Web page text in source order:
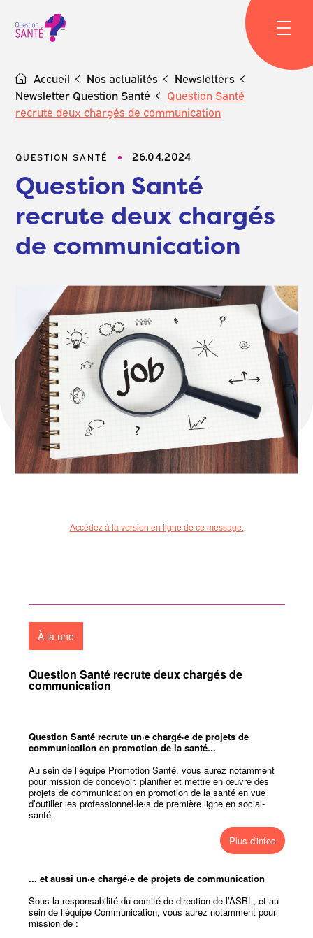
content
Accueil Nos actualités
Newsletters
Newsletter Question Santé
Question Santé
recrute deux chargés de communication
QUESTION SANTÉ 26.04.2024
Question Santé
recrute deux chargés
de communication
Accédez à la version en ligne de ce message.
À la une
Question Santé recrute deux chargés de
communication
Question Santé recrute un·e chargé·e de projets de
communication en promotion de la santé...
Au sein de l’équipe Promotion Santé, vous aurez notamment
pour mission de concevoir, planifier et mettre en œuvre des
projets de communication en promotion de la santé en vue
d’outiller les professionnel·le·s de première ligne en social-
santé.
Plus d'infos
... et aussi un·e chargé·e de projets de communication
Sous la responsabilité du comité de direction de l’ASBL, et au
sein de l’équipe Communication, vous aurez notamment pour
mission de :